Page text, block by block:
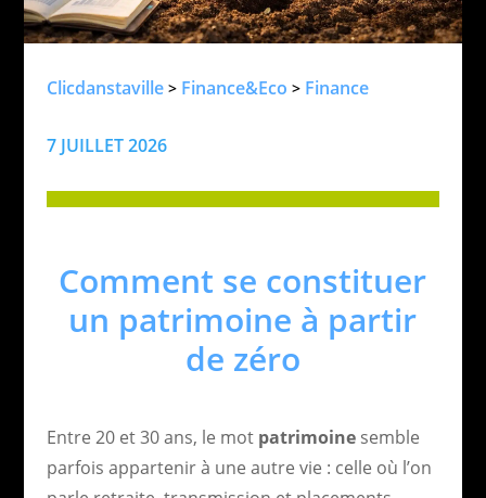
Clicdanstaville> Finance&Eco > Finance
7 JUILLET 2026
Comment se constituer
un patrimoine à partir
de zéro
Entre 20 et 30 ans, le mot patrimoinesemble
parfois appartenir à une autre vie : celle où l’on